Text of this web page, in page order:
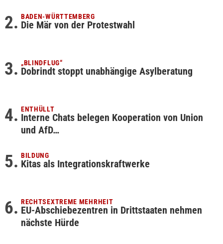
BADEN-WÜRTTEMBERG
Die Mär von der Protestwahl
„BLINDFLUG“
Dobrindt stoppt unabhängige Asylberatung
ENTHÜLLT
Interne Chats belegen Kooperation von Union
und AfD…
BILDUNG
Kitas als Integrationskraftwerke
RECHTSEXTREME MEHRHEIT
EU-Abschiebezentren in Drittstaaten nehmen
nächste Hürde